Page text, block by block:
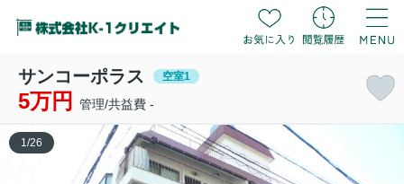
サンコーポラス 空室1
5万円 管理/共益費 -
1 /26